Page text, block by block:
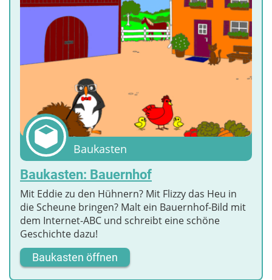
Baukasten
Baukasten: Bauernhof
Mit Eddie zu den Hühnern? Mit Flizzy das Heu in
die Scheune bringen? Malt ein Bauernhof-Bild mit
dem Internet-ABC und schreibt eine schöne
Geschichte dazu!
Baukasten öffnen